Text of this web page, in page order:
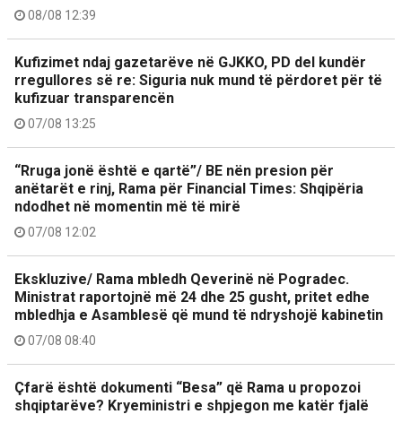
08/08 12:39
Kufizimet ndaj gazetarëve në GJKKO, PD del kundër
rregullores së re: Siguria nuk mund të përdoret për të
kufizuar transparencën
07/08 13:25
“Rruga jonë është e qartë”/ BE nën presion për
anëtarët e rinj, Rama për Financial Times: Shqipëria
ndodhet në momentin më të mirë
07/08 12:02
Ekskluzive/ Rama mbledh Qeverinë në Pogradec.
Ministrat raportojnë më 24 dhe 25 gusht, pritet edhe
mbledhja e Asamblesë që mund të ndryshojë kabinetin
07/08 08:40
Çfarë është dokumenti “Besa” që Rama u propozoi
shqiptarëve? Kryeministri e shpjegon me katër fjalë